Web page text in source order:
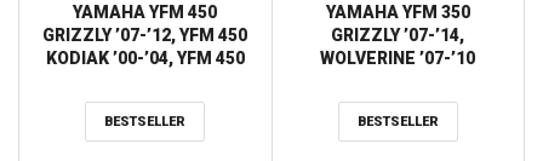
YAMAHA YFM 450
GRIZZLY ’07-’12, YFM 450
KODIAK ’00-’04, YFM 450
ATHENA
BESTSELLER
YAMAHA YFM 350
GRIZZLY ’07-’14,
WOLVERINE ’07-’10
BESTSELLER